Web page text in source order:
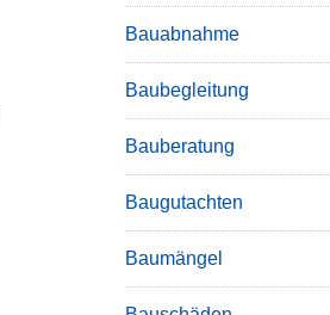
Bauabnahme
Baubegleitung
Bauberatung
Baugutachten
Baumängel